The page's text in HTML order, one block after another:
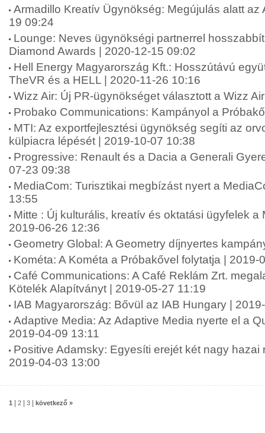
Armadillo Kreatív Ügynökség: Megújulás alatt az
19 09:24
Lounge: Neves ügynökségi partnerrel
Diamond Awards | 2020-12-15 09:02
Hell Energy Magyarország Kft.: Hosszútávú
TheVR és a HELL | 2020-11-26 10:16
Wizz Air: Új PR-ügynökséget választott a Wizz
Probako Communications: Kampányol a
MTI: Az exportfejlesztési ügynökség segíti az
külpiacra lépését | 2019-10-07 10:38
Progressive: Renault és a Dacia a Generali
07-23 09:38
MediaCom: Turisztikai megbízást nyert a
13:55
Mitte : Új kulturális, kreatív és oktatási ügyfelek a
2019-06-26 12:36
Geometry Global: A Geometry díjnyertes
Kométa: A Kométa a Próbakővel folytatja | 2019-
Café Communications: A Café Reklám Zrt.
Kötelék Alapítványt | 2019-05-27 11:19
IAB Magyarország: Bővül az IAB Hungary |
Adaptive Media: Az Adaptive Media nyerte el a
2019-04-09 13:11
Positive Adamsky: Egyesíti erejét két nagy hazai
2019-04-03 13:00
1 2 3 következő »